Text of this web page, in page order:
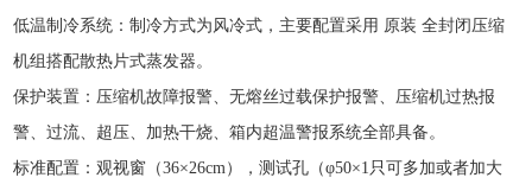
低温制冷系统：制冷方式为风冷式，主要配置采用 原装 全封闭压缩
机组搭配散热片式蒸发器。
保护装置：压缩机故障报警、无熔丝过载保护报警、压缩机过热报
警、过流、超压、加热干烧、箱内超温警报系统全部具备。
标准配置：观视窗（36×26cm），测试孔（φ50×1只可多加或者加大